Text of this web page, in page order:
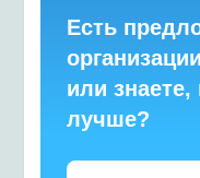
Есть
или
лучше?